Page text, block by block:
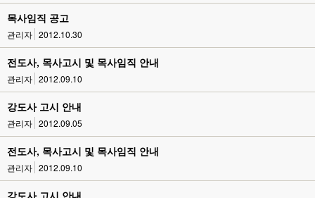
목사임직 공고
관리자 2012.10.30
전도사, 목사고시 및 목사임직 안내
관리자 2012.09.10
강도사 고시 안내
관리자 2012.09.05
전도사, 목사고시 및 목사임직 안내
관리자 2012.09.10